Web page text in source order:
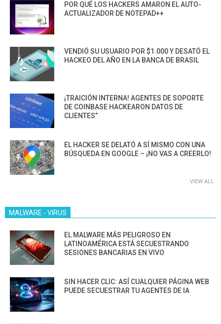
POR QUÉ LOS HACKERS AMARON EL AUTO-
ACTUALIZADOR DE NOTEPAD++
VENDIÓ SU USUARIO POR $1.000 Y DESATÓ EL
HACKEO DEL AÑO EN LA BANCA DE BRASIL
¡TRAICIÓN INTERNA! AGENTES DE SOPORTE
DE COINBASE HACKEARON DATOS DE
CLIENTES”
EL HACKER SE DELATÓ A SÍ MISMO CON UNA
BÚSQUEDA EN GOOGLE – ¡NO VAS A CREERLO!
VIEW ALL
MALWARE - VIRUS
EL MALWARE MÁS PELIGROSO EN
LATINOAMÉRICA ESTÁ SECUESTRANDO
SESIONES BANCARIAS EN VIVO
SIN HACER CLIC: ASÍ CUALQUIER PÁGINA WEB
PUEDE SECUESTRAR TU AGENTES DE IA